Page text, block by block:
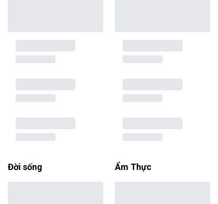
Đời sống Ẩm Thực